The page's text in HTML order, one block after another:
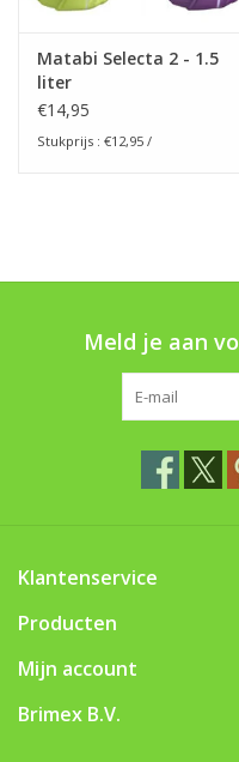
Zaden
Treeportleden:
Matabi Selecta 2 - 1.5
liter
€14,95
Stukprijs : €12,95 /
Meld je aan
Klantenservice
Producten
Mijn account
Brimex B.V.